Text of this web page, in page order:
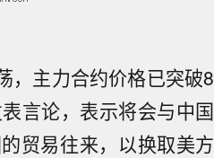
，主力合约价格已突破8
言论，表示将会与中国
贸易往来，以换取美方